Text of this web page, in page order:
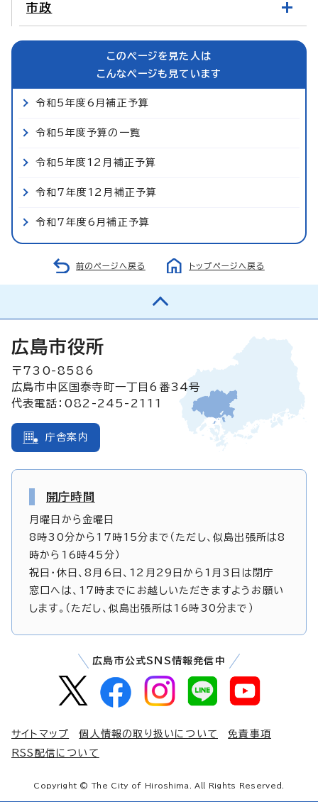
市政
このページを見た人は
こんなページも見ています
令和5年度6月補正予算
令和5年度予算の一覧
令和5年度12月補正予算
令和7年度12月補正予算
令和7年度6月補正予算
前のページへ戻る トップページへ戻る
広島市役所
〒730-8586
広島市中区国泰寺町一丁目6番34号
代表電話：082-245-2111
庁舎案内
開庁時間
月曜日から金曜日
8時30分から17時15分まで（ただし、似島出張所は8
時から16時45分）
祝日・休日、8月6日、12月29日から1月3日は閉庁
窓口へは、17時までにお越しいただきますようお願い
します。（ただし、似島出張所は16時30分まで）
広島市公式SNS情報発信中
サイトマップ 個人情報の取り扱いについて
免責事項
RSS配信について
Copyright © The City of Hiroshima. All Rights Reserved.